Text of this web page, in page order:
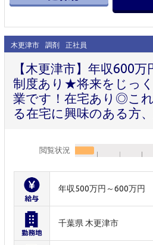
木更津市 調剤 正社員
【木更津市】年収600
制度あり★将来をじっ
業です！在宅あり◎こ
る在宅に興味のある方
閲覧状況
年収500万円～600万円
千葉県 木更津市